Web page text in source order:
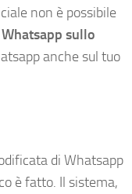
non è possibile
sullo
anche sul tuo
di Whatsapp
è fatto. Il sistema,